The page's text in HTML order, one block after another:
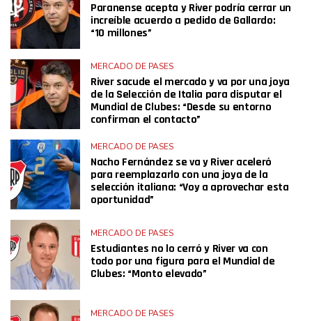
Paranense acepta y River podría cerrar un
increíble acuerdo a pedido de Gallardo:
“10 millones”
MERCADO DE PASES
River sacude el mercado y va por una joya
de la Selección de Italia para disputar el
Mundial de Clubes: “Desde su entorno
confirman el contacto”
MERCADO DE PASES
Nacho Fernández se va y River aceleró
para reemplazarlo con una joya de la
selección italiana: “Voy a aprovechar esta
oportunidad”
MERCADO DE PASES
Estudiantes no lo cerró y River va con
todo por una figura para el Mundial de
Clubes: “Monto elevado”
MERCADO DE PASES